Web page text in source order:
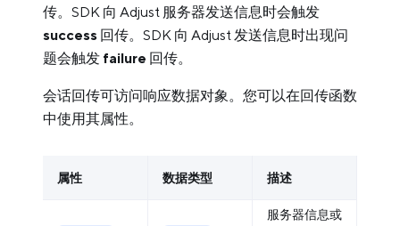
传。SDK 向 Adjust 服务器发送信息时会触发
success 回传。SDK 向 Adjust 发送信息时出现问
题会触发 failure 回传。
会话回传可访问响应数据对象。您可以在回传函数
中使用其属性。
属性 数据类型 描述
服务器信息或